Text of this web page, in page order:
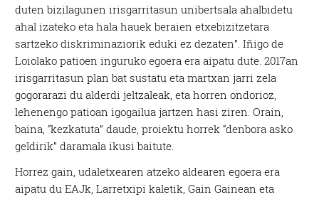
duten bizilagunen irisgarritasun unibertsala ahalbidetu
ahal izateko eta hala hauek beraien etxebizitzetara
sartzeko diskriminaziorik eduki ez dezaten”. Iñigo de
Loiolako patioen inguruko egoera era aipatu dute. 2017an
irisgarritasun plan bat sustatu eta martxan jarri zela
gogorarazi du alderdi jeltzaleak, eta horren ondorioz,
lehenengo patioan igogailua jartzen hasi ziren. Orain,
baina, “kezkatuta” daude, proiektu horrek “denbora asko
geldirik” daramala ikusi baitute.
Horrez gain, udaletxearen atzeko aldearen egoera era
aipatu du EAJk, Larretxipi kaletik, Gain Gainean eta